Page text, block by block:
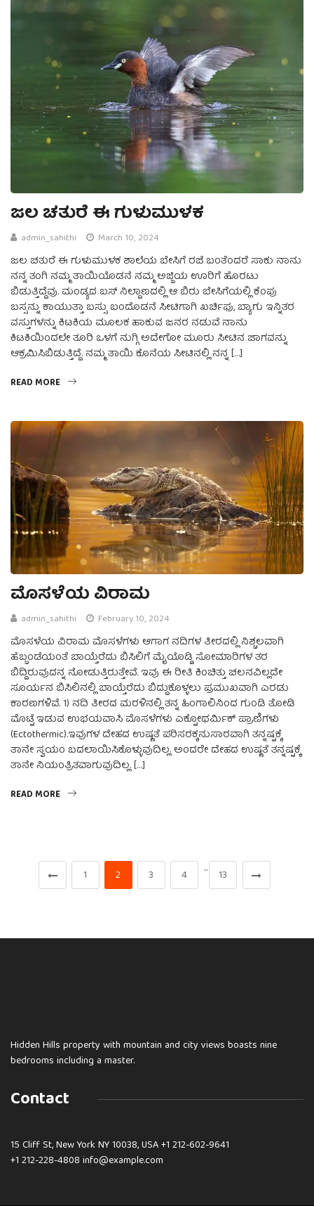
ಜಲ ಚತುರೆ ಈ ಗುಳುಮುಳಕ
admin_sahithi March 10, 2024
ಜಲ ಚತುರೆ ಈ ಗುಳುಮುಳಕ ಶಾಲೆಯ ಬೇಸಿಗೆ ರಜೆ ಬಂತೆಂದರೆ ಸಾಕು ನಾನು
ನನ್ನ ತಂಗಿ ನಮ್ಮ ತಾಯಿಯೊಡನೆ ನಮ್ಮ ಅಜ್ಜಿಯ ಊರಿಗೆ ಹೊರಟು
ಬಿಡುತ್ತಿದ್ದೆವು. ಮಂಡ್ಯದ ಬಸ್ ನಿಲ್ದಾಣದಲ್ಲಿ ಆ ಬಿರು ಬೇಸಿಗೆಯಲ್ಲಿ ಕೆಂಪು
ಬಸ್ಸನ್ನು ಕಾಯುತ್ತಾ ಬಸ್ಸು ಬಂದೊಡನೆ ಸೀಟಿಗಾಗಿ ಖರ್ಚಿಫು, ಬ್ಯಾಗು ಇನ್ನಿತರ
ವಸ್ತುಗಳನ್ನು ಕಿಟಕಿಯ ಮೂಲಕ ಹಾಕುವ ಜನರ ನಡುವೆ ನಾನು
ಕಿಟಕಿಯಿಂದಲೇ ತೂರಿ ಒಳಗೆ ನುಗ್ಗಿ ಅದೇಗೋ ಮೂರು ಸೀಟಿನ ಜಾಗವನ್ನು
ಆಕ್ರಮಿಸಿಬಿಡುತ್ತಿದ್ದೆ. ನಮ್ಮ ತಾಯಿ ಕೊನೆಯ ಸೀಟಿನಲ್ಲಿ ನನ್ನ […]
READ MORE
ಮೊಸಳೆಯ ವಿರಾಮ
admin_sahithi February 10, 2024
ಮೊಸಳೆಯ ವಿರಾಮ ಮೊಸಳೆಗಳು ಆಗಾಗ ನದಿಗಳ ತೀರದಲ್ಲಿ ನಿಶ್ಚಲವಾಗಿ
ಹೆಬ್ಬಂಡೆಯಂತೆ ಬಾಯ್ತೆರೆದು ಬಿಸಿಲಿಗೆ ಮೈಯೊಡ್ಡಿ ಸೋಮಾರಿಗಳ ತರ
ಬಿದ್ದಿರುವುದನ್ನ ನೋಡುತ್ತಿರುತ್ತೇವೆ. ಇವು ಈ ರೀತಿ ಕಿಂಚಿತ್ತು ಚಲನವಿಲ್ಲದೇ
ಸೂರ್ಯನ ಬಿಸಿಲಿನಲ್ಲಿ ಬಾಯ್ತೆರೆದು ಬಿದ್ದುಕೊಳ್ಳಲು ಪ್ರಮುಖವಾಗಿ ಎರಡು
ಕಾರಣಗಳಿವೆ. 1) ನದಿ ತೀರದ ಮರಳಿನಲ್ಲಿ ತನ್ನ ಹಿಂಗಾಲಿನಿಂದ ಗುಂಡಿ ತೋಡಿ
ಮೊಟ್ಟೆ ಇಡುವ ಉಭಯವಾಸಿ ಮೊಸಳೆಗಳು ಎಕ್ಟೋಥರ್ಮಿಕ್ ಪ್ರಾಣಿಗಳು
(Ectothermic).ಇವುಗಳ ದೇಹದ ಉಷ್ಣತೆ ಪರಿಸರಕ್ಕನುಸಾರವಾಗಿ ತನ್ನಷ್ಟಕ್ಕೆ
ತಾನೇ ಸ್ವಯಂ ಬದಲಾಯಿಸಿಕೊಳ್ಳುವುದಿಲ್ಲ. ಅಂದರೇ ದೇಹದ ಉಷ್ಣತೆ ತನ್ನಷ್ಟಕ್ಕೆ
ತಾನೇ ನಿಯಂತ್ರಿತವಾಗುವುದಿಲ್ಲ. […]
READ MORE
1 2 3 4 … 13
Hidden Hills property with mountain and city views boasts nine
bedrooms including a master.
Contact
15 Cliff St, New York NY 10038, USA+1 212-602-9641
+1 212-228-4808 info@example.com